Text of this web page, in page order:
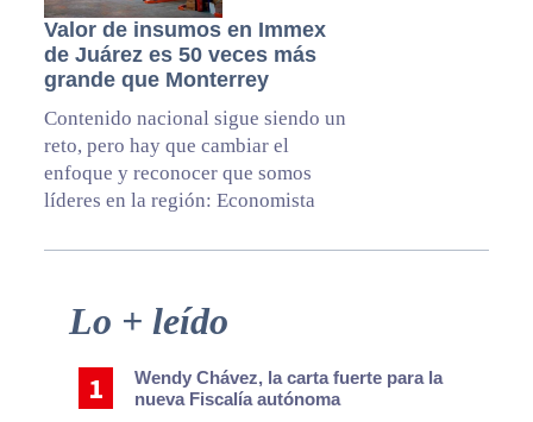
Valor de insumos en Immex
de Juárez es 50 veces más
grande que Monterrey
Contenido nacional sigue siendo un
reto, pero hay que cambiar el
enfoque y reconocer que somos
líderes en la región: Economista
Primary
Lo + leído
Wendy Chávez, la carta fuerte para la
nueva Fiscalía autónoma